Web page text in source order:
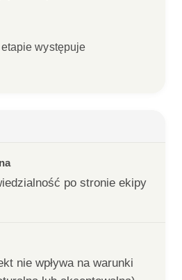
występuje
po stronie ekipy
nie wpływa na warunki